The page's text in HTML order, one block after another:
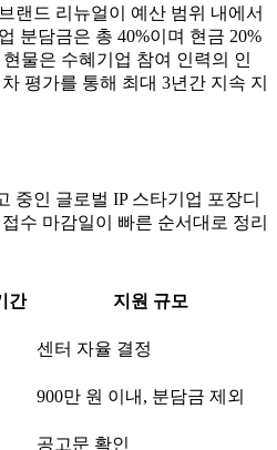
랜드 리뉴얼이 예산 범위 내에서
분담금은 총 40%이며 현금 20%
물은 수혜기업 참여 인력의 인
평가를 통해 최대 3년간 지속 지
중인 글로벌 IP 스타기업 포장디
수 마감일이 빠른 순서대로 정리
간 지원 규모
센터 자율 결정
900만 원 이내, 분담금 제외
공고문 확인